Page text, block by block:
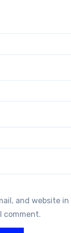
and website
comment.